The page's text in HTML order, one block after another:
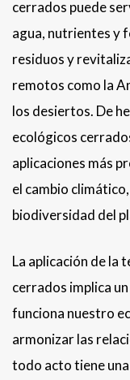
cerrados puede
agua, nutrientes y
residuos y
remotos como la
los desiertos. De
ecológicos
aplicaciones más
el cambio
biodiversidad del
La aplicación de la
cerrados implica
funciona nuestro
armonizar las
todo acto tiene